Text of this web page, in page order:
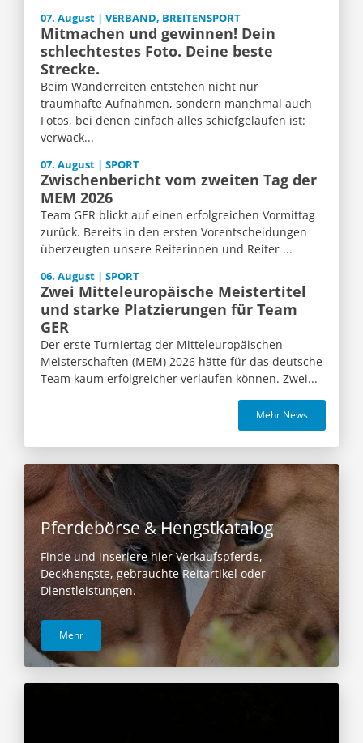
07. August | VERBAND, BREITENSPORT
Mitmachen und gewinnen! Dein
schlechtestes Foto. Deine beste
Strecke.
Beim Wanderreiten entstehen nicht nur
traumhafte Aufnahmen, sondern manchmal auch
Fotos, bei denen einfach alles schiefgelaufen ist:
verwack...
07. August | SPORT
Zwischenbericht vom zweiten Tag der
MEM 2026
Team GER blickt auf einen erfolgreichen Vormittag
zurück. Bereits in den ersten Vorentscheidungen
überzeugten unsere Reiterinnen und Reiter ...
06. August | SPORT
Zwei Mitteleuropäische Meistertitel
und starke Platzierungen für Team
GER
Der erste Turniertag der Mitteleuropäischen
Meisterschaften (MEM) 2026 hätte für das deutsche
Team kaum erfolgreicher verlaufen können. Zwei...
Mehr News
Pferdebörse & Hengstkatalog
Finde und inseriere hier Verkaufspferde,
Deckhengste, gebrauchte Reitartikel oder
Dienstleistungen.
Mehr